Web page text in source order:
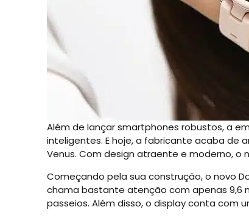
Além de lançar smartphones robustos, a
inteligentes. E hoje, a fabricante acaba de
Venus. Com design atraente e moderno, o
Começando pela sua construção, o novo
chama bastante atenção com apenas 9,6
passeios. Além disso, o display conta com